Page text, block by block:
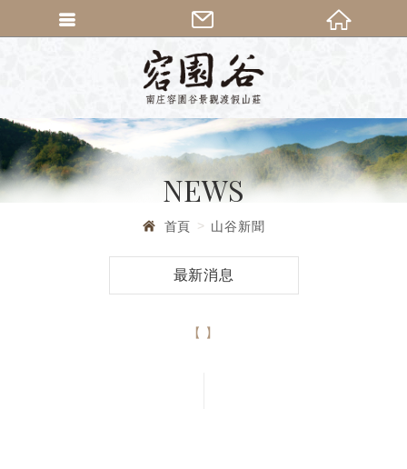
南庄民宿
NEWS
首頁 山谷新聞
最新消息
【 】
繁體中文